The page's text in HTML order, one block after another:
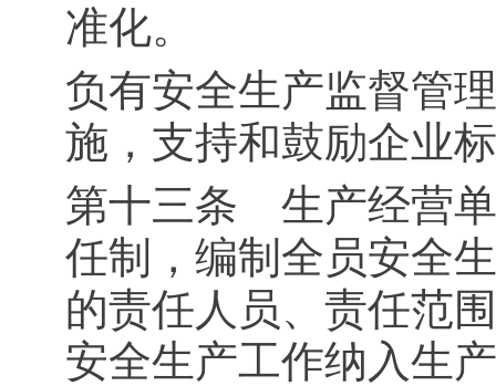
准化。
负有安全生产监督管
施，支持和鼓励企业
第十三条 生产经营
任制，编制全员安全
的责任人员、责任范
安全生产工作纳入生